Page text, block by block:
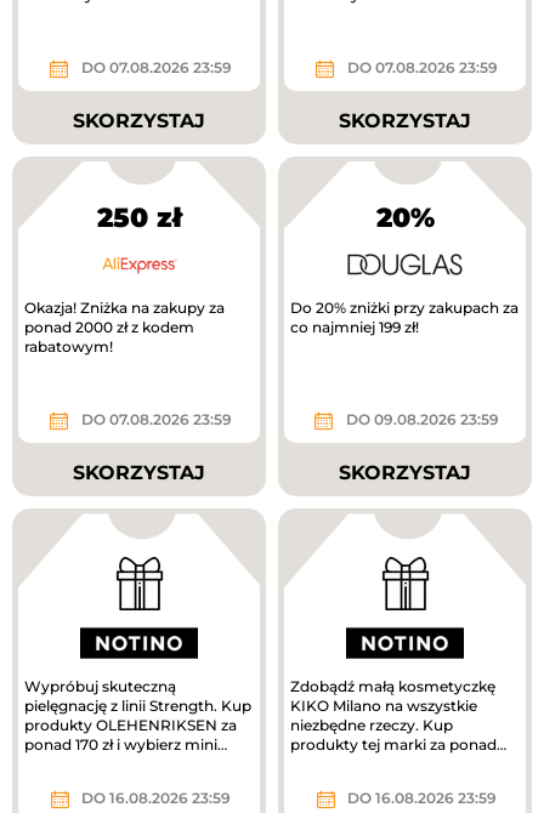
DO 07.08.2026 23:59
SKORZYSTAJ
DO 07.08.2026 23:59
SKORZYSTAJ
250 zł
Okazja! Zniżka na zakupy za
ponad 2000 zł z kodem
rabatowym!
DO 07.08.2026 23:59
SKORZYSTAJ
20%
Do 20% zniżki przy zakupach za
co najmniej 199 zł!
DO 09.08.2026 23:59
SKORZYSTAJ
Wypróbuj skuteczną
pielęgnację z linii Strength. Kup
produkty OLEHENRIKSEN za
ponad 170 zł i wybierz mini
DO 16.08.2026 23:59
Zdobądź małą kosmetyczkę
KIKO Milano na wszystkie
niezbędne rzeczy. Kup
produkty tej marki za ponad
DO 16.08.2026 23:59